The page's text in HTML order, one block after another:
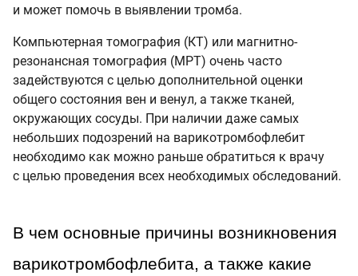
и может помочь в выявлении тромба.
Компьютерная томография (КТ) или магнитно-
резонансная томография (МРТ) очень часто
задействуются с целью дополнительной оценки
общего состояния вен и венул, а также тканей,
окружающих сосуды. При наличии даже самых
небольших подозрений на варикотромбофлебит
необходимо как можно раньше обратиться к врачу
с целью проведения всех необходимых обследований.
В чем основные причины возникновения
варикотромбофлебита, а также какие